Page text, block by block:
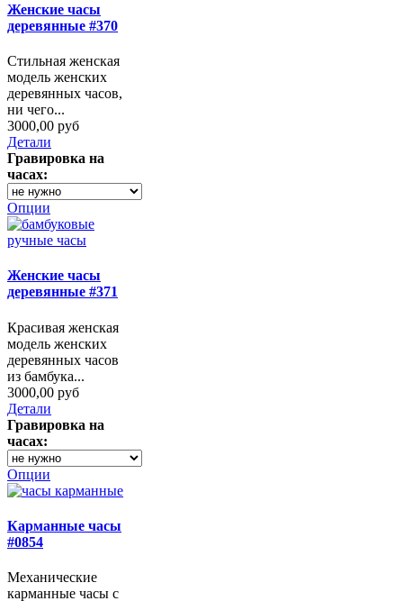
Женские часы
деревянные #370
Стильная женская
модель женских
деревянных часов,
ни чего...
3000,00 руб
Детали
Гравировка на
часах:
Опции
Женские часы
деревянные #371
Красивая женская
модель женских
деревянных часов
из бамбука...
3000,00 руб
Детали
Гравировка на
часах:
Опции
Карманные часы
#0854
Механические
карманные часы с